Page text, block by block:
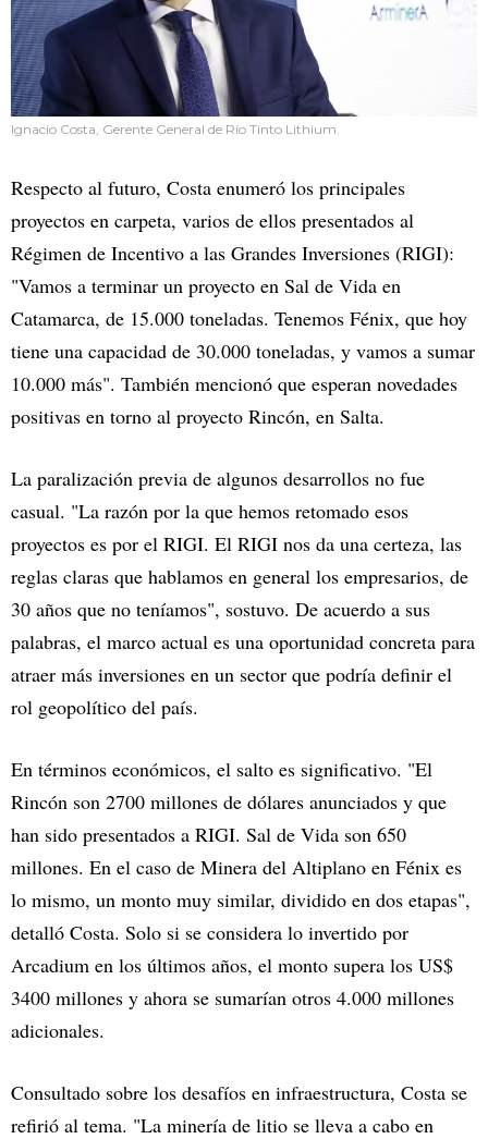
Ignacio Costa, Gerente General de Río Tinto Lithium.
Respecto al futuro, Costa enumeró los principales
proyectos en carpeta, varios de ellos presentados al
Régimen de Incentivo a las Grandes Inversiones (RIGI):
"Vamos a terminar un proyecto en Sal de Vida en
Catamarca, de 15.000 toneladas. Tenemos Fénix, que hoy
tiene una capacidad de 30.000 toneladas, y vamos a sumar
10.000 más". También mencionó que esperan novedades
positivas en torno al proyecto Rincón, en Salta.
La paralización previa de algunos desarrollos no fue
casual. "La razón por la que hemos retomado esos
proyectos es por el RIGI. El RIGI nos da una certeza, las
reglas claras que hablamos en general los empresarios, de
30 años que no teníamos", sostuvo. De acuerdo a sus
palabras, el marco actual es una oportunidad concreta para
atraer más inversiones en un sector que podría definir el
rol geopolítico del país.
En términos económicos, el salto es significativo. "El
Rincón son 2700 millones de dólares anunciados y que
han sido presentados a RIGI. Sal de Vida son 650
millones. En el caso de Minera del Altiplano en Fénix es
lo mismo, un monto muy similar, dividido en dos etapas",
detalló Costa. Solo si se considera lo invertido por
Arcadium en los últimos años, el monto supera los US$
3400 millones y ahora se sumarían otros 4.000 millones
adicionales.
Consultado sobre los desafíos en infraestructura, Costa se
refirió al tema. "La minería de litio se lleva a cabo en